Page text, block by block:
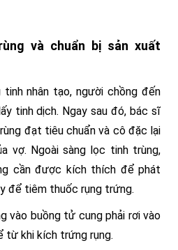
và chuẩn bị sản xuất
nhân tạo, người chồng đến
tinh dịch. Ngay sau đó, bác sĩ
đạt tiêu chuẩn và cô đặc lại
vợ. Ngoài sàng lọc tinh trùng,
cần được kích thích để phát
để tiêm thuốc rụng trứng.
vào buồng tử cung phải rơi vào
từ khi kích trứng rụng.